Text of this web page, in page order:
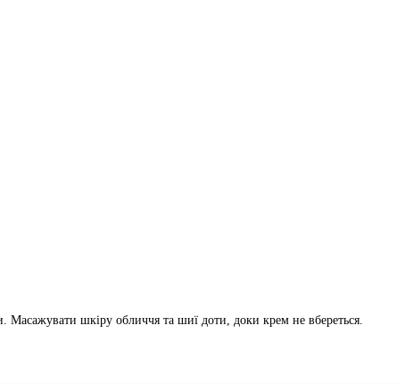
Масажувати шкіру обличчя та шиї доти, доки крем не вбереться.